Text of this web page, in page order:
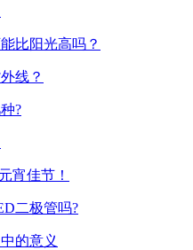
比阳光高吗？
线？
?
宵佳节！
二极管吗?
的意义